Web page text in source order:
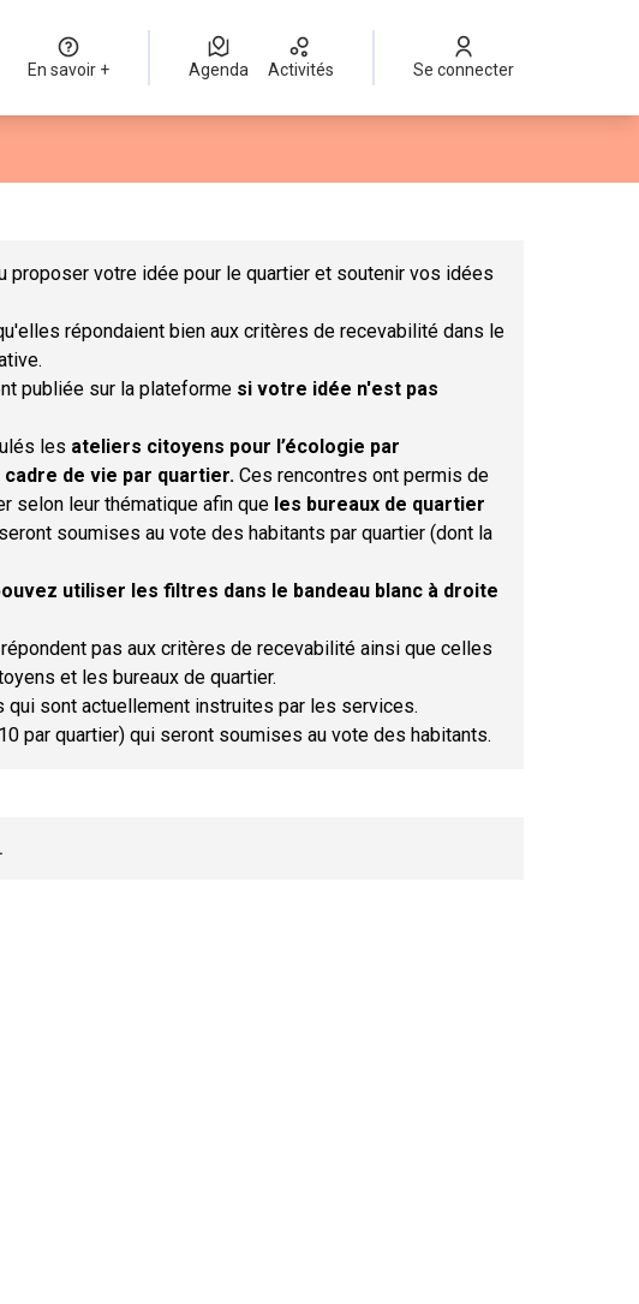
En savoir + Agenda Activités Se connecter
proposer votre idée pour le quartier et soutenir vos idées
répondaient bien aux critères de recevabilité dans le
publiée sur la plateforme si votre idée n'est pas
les ateliers citoyens pour l’écologie par
de vie par quartier. Ces rencontres ont permis de
selon leur thématique afin que les bureaux de quartier
soumises au vote des habitants par quartier (dont la
utiliser les filtres dans le bandeau blanc à droite
pas aux critères de recevabilité ainsi que celles
et les bureaux de quartier.
qui sont actuellement instruites par les services.
par quartier) qui seront soumises au vote des habitants.